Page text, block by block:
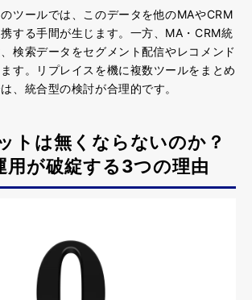
ツールでは、このデータを他のMAやCRM
する手間が生じます。一方、 MA・CRM統
検索データをセグメント配信やレコメンド
す。リプレイスを機に複数ツールをまとめ
、統合型の検討が合理的です。
トは無くならないのか？
が破綻する3つの理由